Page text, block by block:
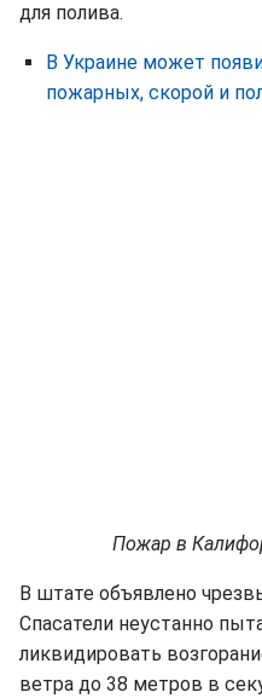
для полива.
В Украине может
пожарных, скорой и
Пожар в
В штате объявлено
Спасатели неустанно
ликвидировать
ветра до 38 метров в